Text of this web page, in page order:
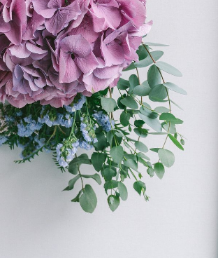
い。
定できますか？
イミングで発送しているため、お届け日の
。受け取り時間帯は、発送後にクロネコヤ
変更可能です。
ンセルできますか？
内であればキャンセル可能です。